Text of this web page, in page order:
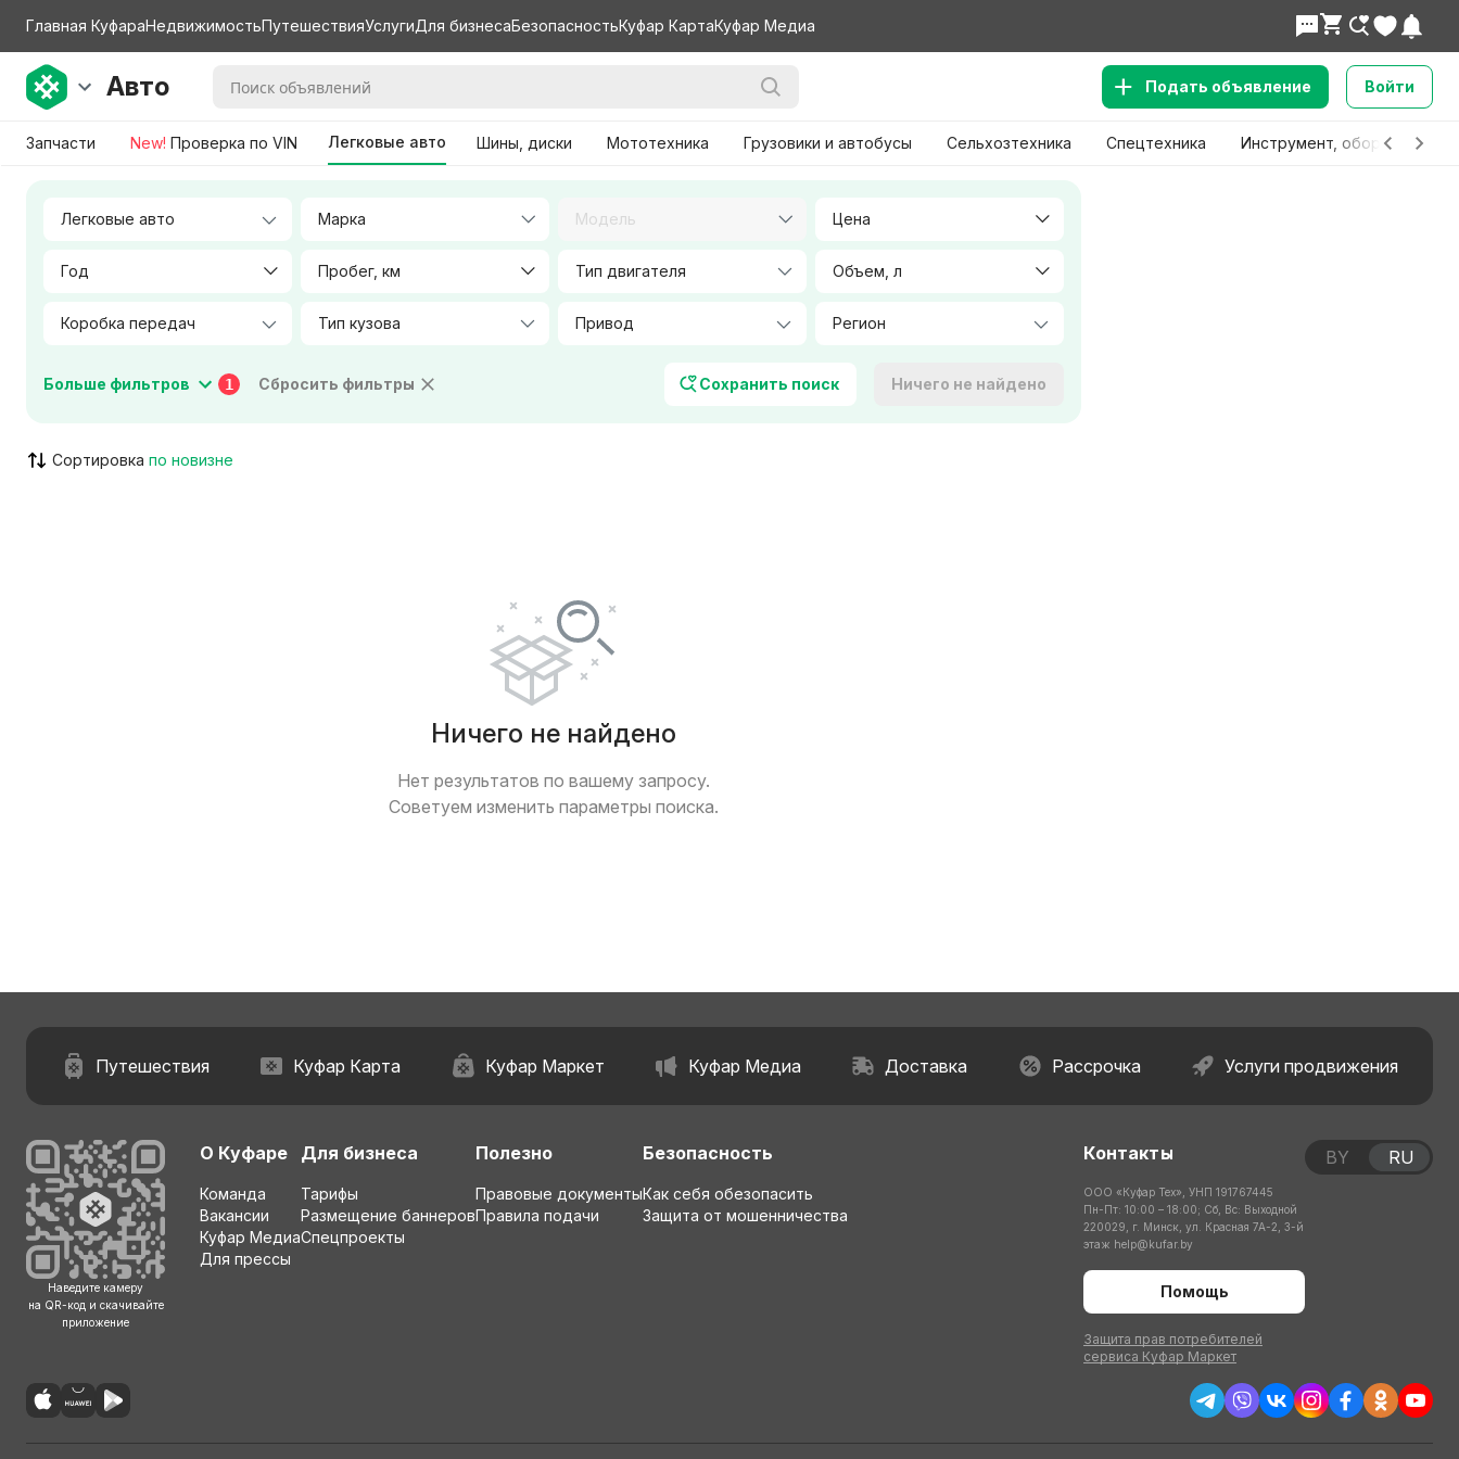
Главная КуфараНедвижимостьПутешествияУслугиДля бизнесаБезопасностьКуфар КартаКуфар Медиа
Авто Подать объявление Войти
Запчасти New! Проверка по VIN Легковые авто Шины, диски Мототехника Грузовики и автобусы Сельхозтехника Спецтехника Инструмент, оборудование
Марка Модель Цена
Год Пробег, км Тип двигателя Объем, л
Тип кузова
Мощность двигателя, л.с.
Штатная навигация
Люк / панорамная крыша
AUX / USB / Bluetooth
Возможен обмен
Больше фильтров 1 Сбросить фильтры Сохранить поиск Ничего не найдено
Сортировка
Ничего не найдено
Нет результатов по вашему запросу.
Советуем изменить параметры поиска.
Путешествия Куфар Карта Куфар Маркет Куфар Медиа Доставка Рассрочка Услуги продвижения
Наведите камеру
на QR-код и скачивайте
приложение
О Куфаре
Команда
Вакансии
Куфар Медиа
Для прессы
Для бизнеса
Тарифы
Размещение баннеров
Спецпроекты
Полезно
Правовые документы
Правила подачи
Безопасность
Как себя обезопасить
Защита от мошенничества
Контакты
ООО «Куфар Тех», УНП 191767445
Пн-Пт: 10:00 – 18:00; Сб, Вс: Выходной
220029, г. Минск, ул. Красная 7А-2, 3-й
этаж help@kufar.by
Помощь
Защита прав потребителей
сервиса Куфар Маркет
BY RU